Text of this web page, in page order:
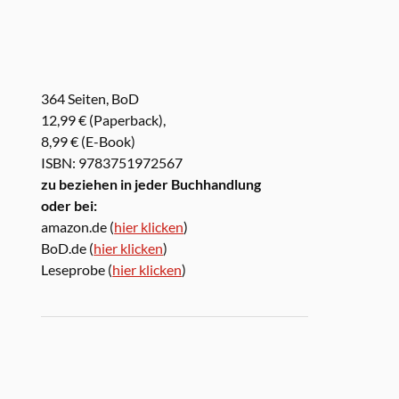
364 Seiten, BoD
12,99 € (Paperback),
8,99 € (E-Book)
ISBN: 9783751972567
zu beziehen in jeder Buchhandlung
oder bei:
amazon.de (hier klicken)
BoD.de (hier klicken)
Leseprobe (hier klicken)